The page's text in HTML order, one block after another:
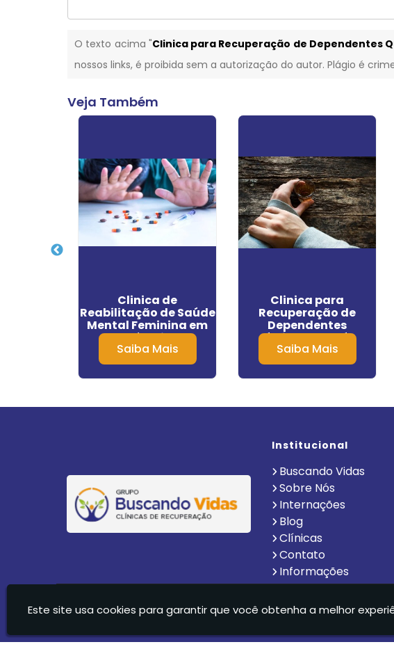
O texto acima "Clinica para Recuperação de Dependentes
nossos links, é proibida sem a autorização do autor. Plágio é
Veja Também
Clinica de
Reabilitação de Saúde
Mental Feminina em
Itápolis
Saiba Mais
Clinica para
Recuperação de
Dependentes
Químicos na Saúde
Saiba Mais
Institucional
Buscando Vidas
Sobre Nós
Internações
Blog
Clínicas
Contato
Informações
Clinica De Recuperação Vida Nova Suzano Ltda - CLÍNICA DE
Este site usa cookies para garantir que você obtenha a melhor